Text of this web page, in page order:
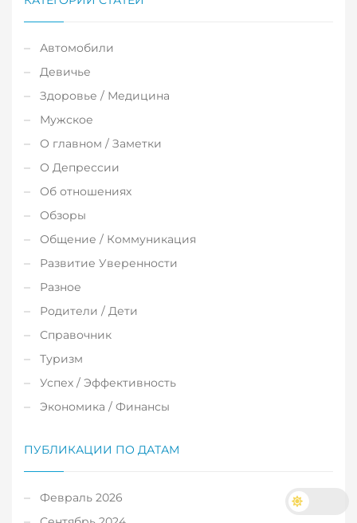
Автомобили
Девичье
Здоровье / Медицина
Мужское
О главном / Заметки
О Депрессии
Об отношениях
Обзоры
Общение / Коммуникация
Развитие Уверенности
Разное
Родители / Дети
Справочник
Туризм
Успех / Эффективность
Экономика / Финансы
ПУБЛИКАЦИИ ПО ДАТАМ
Февраль 2026